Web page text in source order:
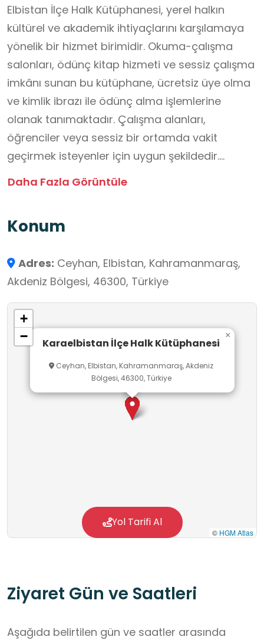
Elbistan İlçe Halk Kütüphanesi, yerel halkın
kültürel ve akademik ihtiyaçlarını karşılamaya
yönelik bir hizmet birimidir. Okuma-çalışma
salonları, ödünç kitap hizmeti ve sessiz çalışma
imkânı sunan bu kütüphane, ücretsiz üye olma
ve kimlik ibrazı ile ödünç alma işlemlerine
olanak tanımaktadır. Çalışma alanları,
öğrenciler veya sessiz bir ortamda vakit
geçirmek isteyenler için uygun şekildedir.
Kütüphanenin bulunduğu bina ve çevresi genel
Daha Fazla Görüntüle
Konum
Adres: Ceyhan, Elbistan, Kahramanmaraş,
Akdeniz Bölgesi, 46300, Türkiye
Karaelbistan İlçe Halk Kütüphanesi
Ceyhan, Elbistan, Kahramanmaraş, Akdeniz
Bölgesi, 46300, Türkiye
×
+
−
© HGM Atlas
Yol Tarifi Al
Ziyaret Gün ve Saatleri
Aşağıda belirtilen gün ve saatler arasında